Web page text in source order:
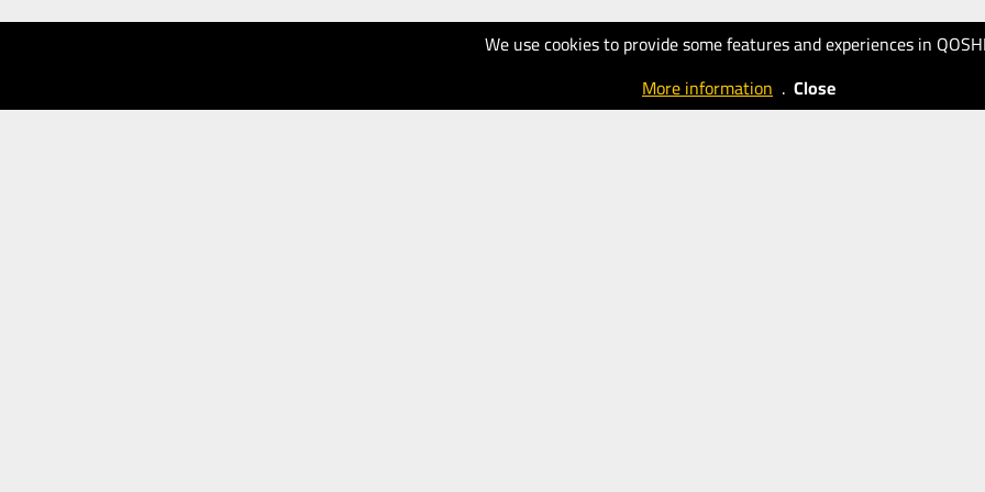
We use cookies to provide some features and experiences in
More information . Close